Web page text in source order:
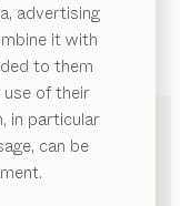
advertising
it with
to them
of their
in particular
can be